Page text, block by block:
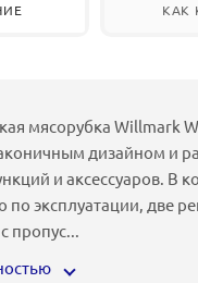
КАК
мясорубка Willmark
дизайном и
и аксессуаров. В
по эксплуатации, две
пропус...